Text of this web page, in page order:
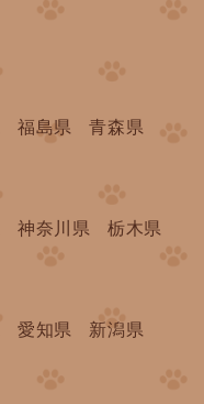
福島県
青森県
神奈川県
栃木県
愛知県
新潟県